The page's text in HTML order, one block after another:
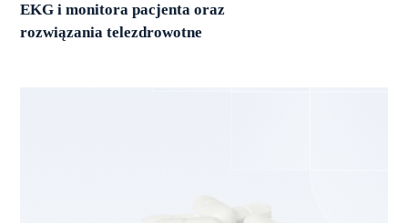
EKG i monitora pacjenta oraz
rozwiązania telezdrowotne